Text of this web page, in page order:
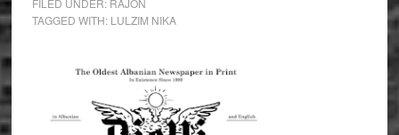
FILED UNDER: RAJON
TAGGED WITH: LULZIM NIKA